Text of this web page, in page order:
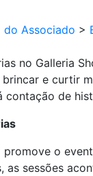
do Associado >
no Galleria
e curtir
contação de
promove o
as sessões